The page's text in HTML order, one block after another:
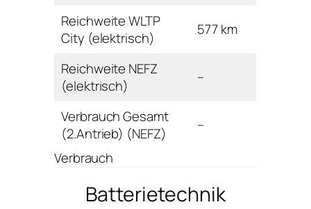
Reichweite WLTP
City (elektrisch)
577 km
Reichweite NEFZ
(elektrisch)
–
Verbrauch Gesamt
(2.Antrieb) (NEFZ)
–
Verbrauch
Batterietechnik